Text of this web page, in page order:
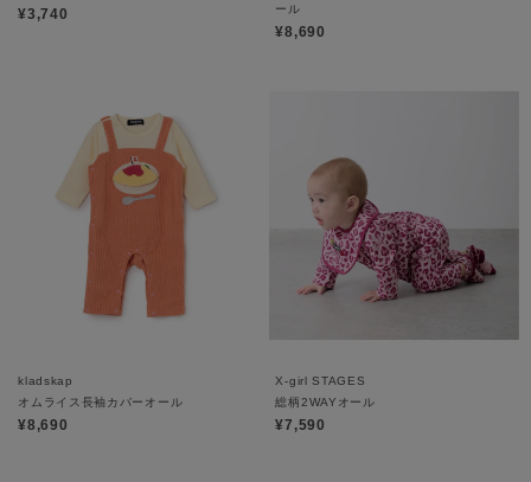
¥3,740
ール
¥8,690
kladskap
オムライス長袖カバーオール
¥8,690
X-girl STAGES
総柄2WAYオール
¥7,590